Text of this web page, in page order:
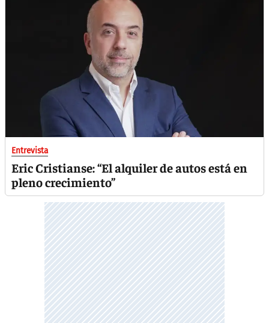
Entrevista
Eric Cristianse: “El alquiler de autos está en
pleno crecimiento”